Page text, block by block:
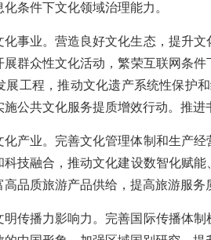
条件下文化领域治理能力。
化事业。营造良好文化生态，提升
群众性文化活动，繁荣互联网条
展工程，推动文化遗产系统性保护
施公共文化服务提质增效行动。推
化产业。完善文化管理体制和生产
技融合，推动文化建设数智化赋
品质旅游产品供给，提高旅游服
明传播力影响力。完善国际传播体